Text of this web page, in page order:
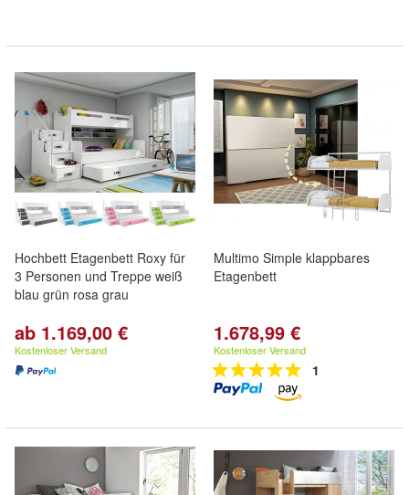
Hochbett Etagenbett Roxy für
3 Personen und Treppe weiß
blau grün rosa grau
ab 1.169,00 €
Kostenloser Versand
Multimo Simple klappbares
Etagenbett
1.678,99 €
Kostenloser Versand
1